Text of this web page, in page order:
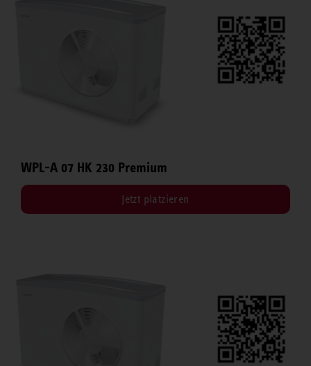
WPL-A 07 HK 230 Premium
Jetzt platzieren